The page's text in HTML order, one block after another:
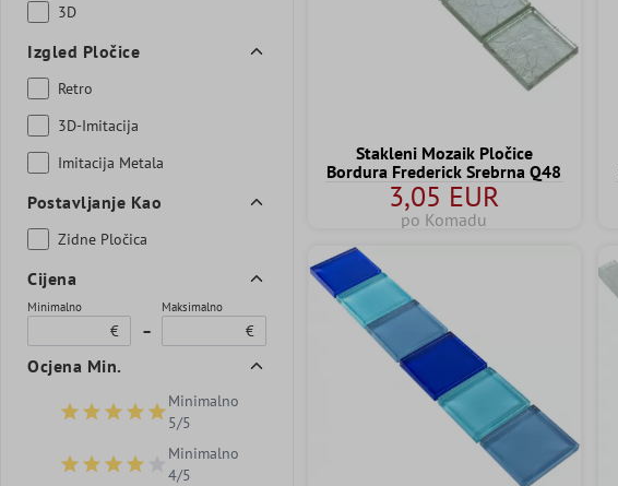
3D
Izgled Pločice
Retro
3D-Imitacija
Imitacija Metala
Postavljanje Kao
Zidne Pločica
Cijena
Minimalno
€ –
Maksimalno
€
Ocjena Min.
Dodaj filtar: Minimalna ocjena 5 od 5 zvjezdica
Minimalno
5/5
Dodaj filtar: Minimalna ocjena 4 od 5 zvjezdica
Minimalno
4/5
Stakleni Mozaik Pločice
Bordura Frederick Srebrna Q48
3,05 EUR
po Komadu